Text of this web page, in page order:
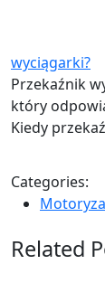
wyciągarki?
Przekaźnik
który
Kiedy
Categories:
Related